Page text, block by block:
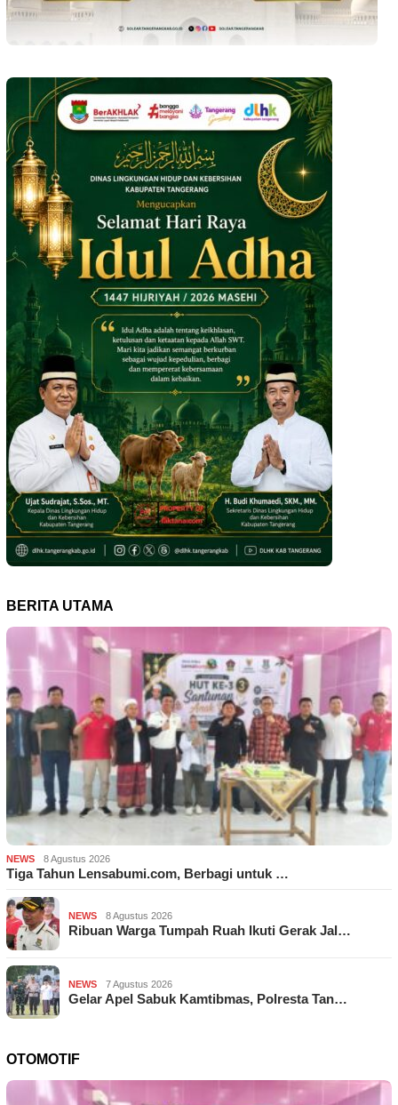
BERITA UTAMA
NEWS 8 Agustus 2026
Tiga Tahun Lensabumi.com, Berbagi untuk …
NEWS 8 Agustus 2026
Ribuan Warga Tumpah Ruah Ikuti Gerak Jal…
NEWS 7 Agustus 2026
Gelar Apel Sabuk Kamtibmas, Polresta Tan…
OTOMOTIF